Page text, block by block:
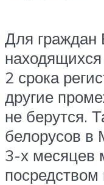
Для граждан
2 срока
другие
не берутся.
белорусов в
3-х месяцев
посредством